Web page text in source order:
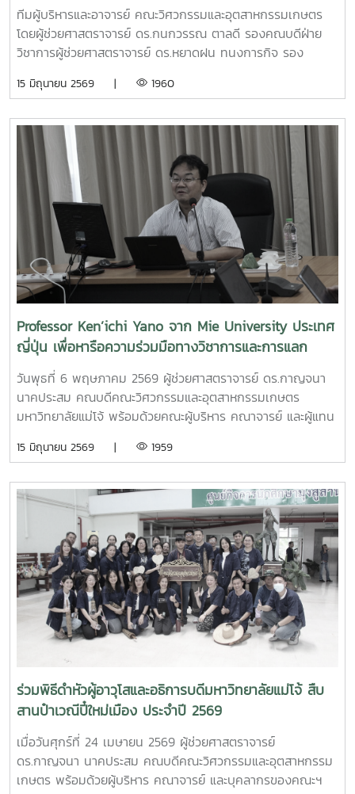
คัดเลือกให้พัฒนาผลงานต้นแบบและเตรียมเข้าร่วมกิจกรรม
Demo Day ระหว่างวันที่ 25–27 มิถุนายน 2569 ณ ศูนย์การค้า
สยามพารากอน กรุงเทพมหานคร เพื่อจัดแสดงผลงานต่อนัก
ไปคณะวิศวกรรมและอุตสาหกรรมเกษตร ขอร่วมชื่นชมและภาค
นักศึกษา ที่สามารถต่อยอดองค์ความรู้สู่การสร้างนวัตกรรมและ
การเป็นผู้ประกอบการแห่งอนาคตได้อย่างโดดเด่นCr:อุทยาน
วิทยาศาสตร์เทคโนโลยีเกษตรและอาหาร Maejo Agro Food
Park
(MAP)https://www.facebook.com/share/18ZhSJ8uJx/
ทีมผู้บริหารและอาจารย์ คณะวิศวกรรมและอุตสาหกรรมเกษตร
โดยผู้ช่วยศาสตราจารย์ ดร.กนกวรรณ ตาลดี รองคณบดีฝ่าย
วิชาการผู้ช่วยศาสตราจารย์ ดร.หยาดฝน ทนงการกิจ รอง
ดร.พิไลวรรณ พรประสิทธ์ ผู้ช่วยคณบดีฝ่ายบริหารและเทคโนโลยี
หลักสูตรวิศวกรรมศาสตรบัณฑิต สาขาวิศวกรรมอาหารเข้าร่วม
การอบรมเชิงปฏิบัติการ "SIPOC Model กับการบริหารจัดการ
การดำเนินการตามเกณฑ์ EdPEx" ใน วันที่ 12-13 พฤษภาคม
2569 ที่โรงแรมยูนิมมาน โดย ได้รับเกียรติจาก "ผู้ช่วย
ศาสตราจารย์ ดร.สุภัทร พัฒน์วิชัยโชติ" คณะวิศวกรรมศาสตร์
มหาวิทยาลัยเกษตรศาสตร์ เป็นวิทยากรการอบรมครั้งนี้ช่วยส่ง
เสริมให้บุคลากรนำความรู้ที่ได้ ใช้ในการวิเคราะห์ วางระบบและ
เชื่อมโยงกระบวนการ เพื่อมุ่งสู่ความเป็นเลิศขององค์กร
15 มิถุนายน 2569 | 1960
Professor Ken’ichi Yano จาก Mie University ประเทศ
ญี่ปุ่น เพื่อหารือความร่วมมือทางวิชาการและการแลก
เปลี่ยนนักศึกษา
วันพุธที่ 6 พฤษภาคม 2569 ผู้ช่วยศาสตราจารย์ ดร.กาญจนา
นาคประสม คณบดีคณะวิศวกรรมและอุตสาหกรรมเกษตร
มหาวิทยาลัยแม่โจ้ พร้อมด้วยคณะผู้บริหาร คณาจารย์ และผู้แทน
วิทยาศาสตร์การอาหาร หลักสูตรระดับบัณฑิตศึกษา และคณะ
ศาสตราจารย์สาขาวิชาวิศวกรรมเครื่องกล และผู้ช่วยอธิการบดี
ด้านการพัฒนานักวิจัยรุ่นใหม่ จาก Mie University ประเทศ
ญี่ปุ่น ในโอกาสเดินทางมาเยี่ยมชมคณะฯ และหารือแนวทางความ
ร่วมมือทางวิชาการ ณ คณะวิศวกรรมและอุตสาหกรรมเกษตร
มหาวิทยาลัยแม่โจ้ในการนี้ ได้มีการนำเสนอวีดิทัศน์แนะนำ
มหาวิทยาลัยและคณะฯ พร้อมแลกเปลี่ยนแนวทางการสร้างความ
ร่วมมือด้านวิชาการ การวิจัย และการแลกเปลี่ยนนักศึกษาในระดับ
ปริญญาตรีและบัณฑิตศึกษา ระหว่างสองสถาบันProfessor
Ken’ichi Yano ได้นำเสนอผลงานวิจัยในหัวข้อ “Medical,
Welfare, and Care-support Robotics” และ “Automation
Engineering, Welfare Robots and Nursing Care
Systems” ซึ่งเกี่ยวข้องกับเทคโนโลยีหุ่นยนต์เพื่อการแพทย์ การ
ดูแลผู้สูงอายุ และระบบสนับสนุนงานด้านสวัสดิการและการ
พยาบาล รวมถึงการออกแบบและพัฒนาหุ่นยนต์สำหรับภารกิจ
เฉพาะ เช่น การเกษตร การช่วยเหลือผู้ประสบภัยและงานเสี่ยง
อันตรายอื่นๆนอกจากนี้ ผู้แทนจากหลักสูตรวิศวกรรมเกษตร
15 มิถุนายน 2569 | 1959
ร่วมพิธีดำหัวผู้อาวุโสและอธิการบดีมหาวิทยาลัยแม่โจ้ สืบ
สานป๋าเวณีปี๋ใหม่เมือง ประจำปี 2569
เมื่อวันศุกร์ที่ 24 เมษายน 2569 ผู้ช่วยศาสตราจารย์
ดร.กาญจนา นาคประสม คณบดีคณะวิศวกรรมและอุตสาหกรรม
เกษตร พร้อมด้วยผู้บริหาร คณาจารย์ และบุคลากรของคณะฯ